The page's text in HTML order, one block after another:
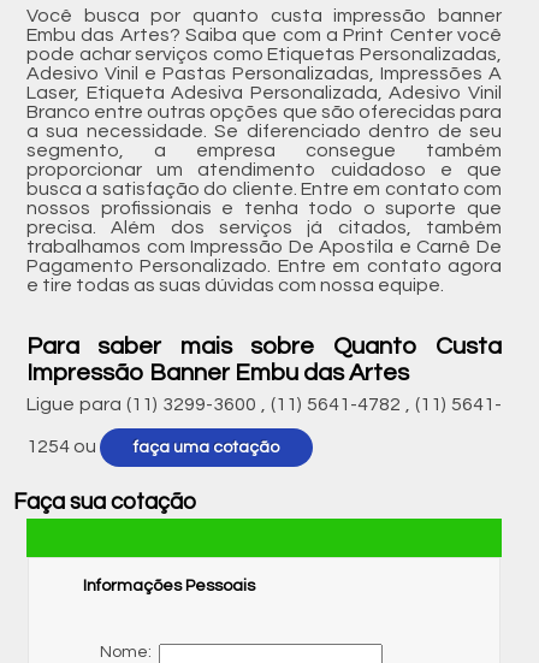
Você busca por quanto custa impressão banner
Embu das Artes? Saiba que com a Print Center você
pode achar serviços como Etiquetas Personalizadas,
Adesivo Vinil e Pastas Personalizadas, Impressões A
Laser, Etiqueta Adesiva Personalizada, Adesivo Vinil
Branco entre outras opções que são oferecidas para
a sua necessidade. Se diferenciado dentro de seu
segmento, a empresa consegue também
proporcionar um atendimento cuidadoso e que
busca a satisfação do cliente. Entre em contato com
nossos profissionais e tenha todo o suporte que
precisa. Além dos serviços já citados, também
trabalhamos com Impressão De Apostila e Carnê De
Pagamento Personalizado. Entre em contato agora
e tire todas as suas dúvidas com nossa equipe.
Para saber mais sobre Quanto Custa
Impressão Banner Embu das Artes
Ligue para (11) 3299-3600 ,(11) 5641-4782 ,(11) 5641-
1254 ou faça uma cotação
Faça sua cotação
Informações Pessoais
Nome: